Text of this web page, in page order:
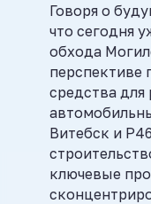
Говоря о
что сегодня
обхода
перспективе
средства для
Витебск и
ключевые